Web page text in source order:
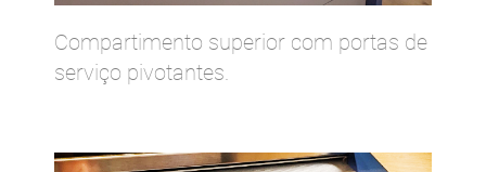
Compartimento superior com portas de
serviço pivotantes.